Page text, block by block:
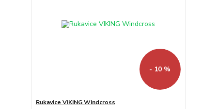
- 10 %
Rukavice VIKING Windcross